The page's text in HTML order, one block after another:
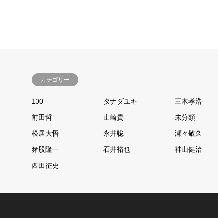
カテゴリー
100 タナダユキ 三木孝浩
前田哲 山崎貴 未分類
松居大悟 永井聡 瀬々敬久
猪股隆一 石井裕也 神山健治
西田征史